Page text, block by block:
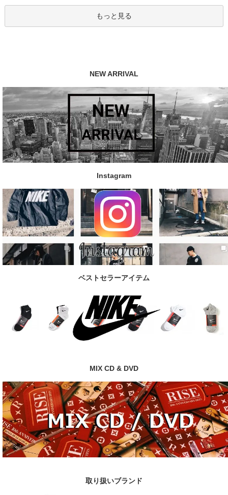
もっと見る
NEW ARRIVAL
Instagram
ベストセラーアイテム
MIX CD & DVD
取り扱いブランド